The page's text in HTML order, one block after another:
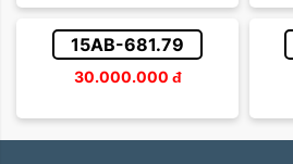
15AB-681.79
30.000.000 đ